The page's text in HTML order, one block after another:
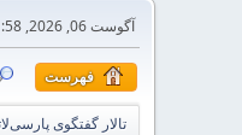
آگوست 06, 2026, 05:21:58 قبل از ظهر
فهرست
تالار گفتگوی